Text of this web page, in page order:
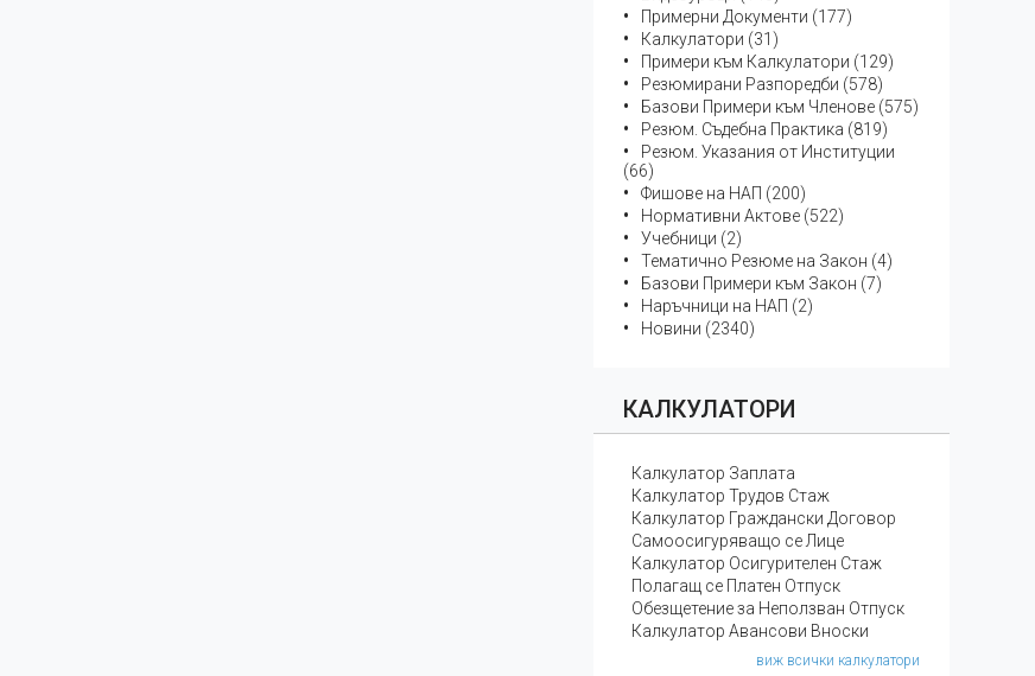
Примерни Документи (177)
Калкулатори (31)
Примери към Калкулатори (129)
Резюмирани Разпоредби (578)
Базови Примери към Членове (575)
Резюм. Съдебна Практика (819)
Резюм. Указания от Институции
(66)
Фишове на НАП (200)
Нормативни Актове (522)
Учебници (2)
Тематичнo Резюме на Закон (4)
Базови Примери към Закон (7)
Наръчници на НАП (2)
Новини (2340)
КАЛКУЛАТОРИ
Калкулатор Заплата
Калкулатор Трудов Стаж
Калкулатор Граждански Договор
Самоосигуряващо се Лице
Калкулатор Осигурителен Стаж
Полагащ се Платен Отпуск
Обезщетение за Неползван Отпуск
Калкулатор Авансови Вноски
виж всички калкулатори